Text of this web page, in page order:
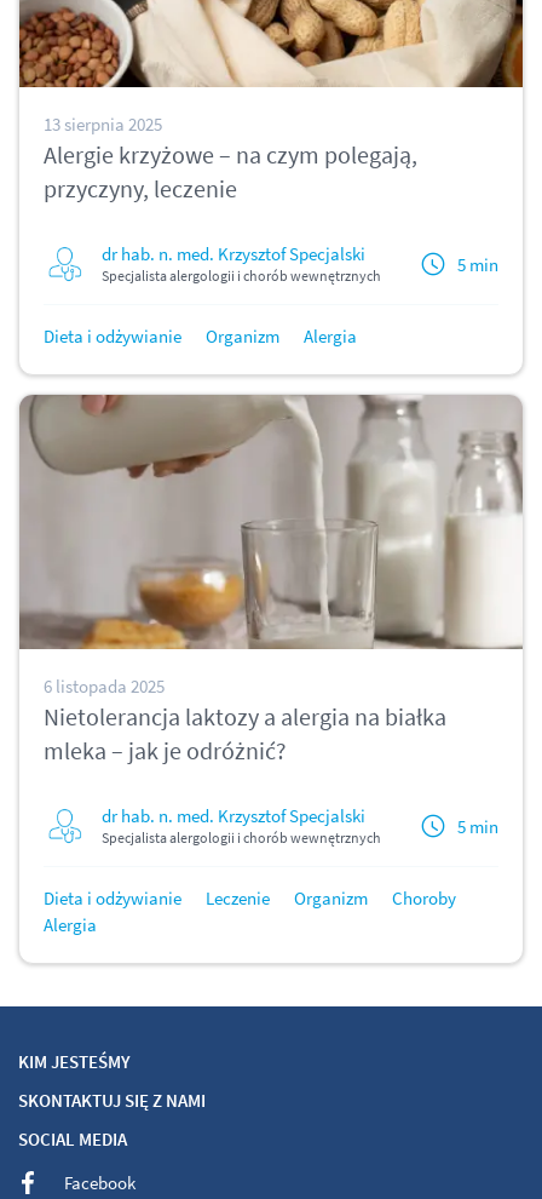
13 sierpnia 2025
Alergie krzyżowe – na czym polegają,
przyczyny, leczenie
dr hab. n. med. Krzysztof Specjalski
Specjalista alergologii i chorób wewnętrznych 5 min
Dieta i odżywianie Organizm Alergia
6 listopada 2025
Nietolerancja laktozy a alergia na białka
mleka – jak je odróżnić?
dr hab. n. med. Krzysztof Specjalski
Specjalista alergologii i chorób wewnętrznych 5 min
Dieta i odżywianie Leczenie Organizm
Choroby
Alergia
KIM JESTEŚMY
SKONTAKTUJ SIĘ Z NAMI
SOCIAL MEDIA
Facebook